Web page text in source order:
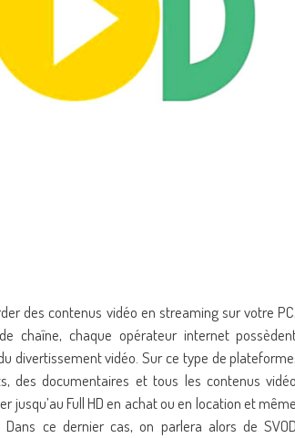
des contenus vidéo en streaming sur votre PC,
chaîne, chaque opérateur internet
divertissement vidéo. Sur ce type de plateforme,
des documentaires et tous les contenus vidéo
jusqu’au Full HD en achat ou en location et même
ce dernier cas, on parlera alors de SVOD